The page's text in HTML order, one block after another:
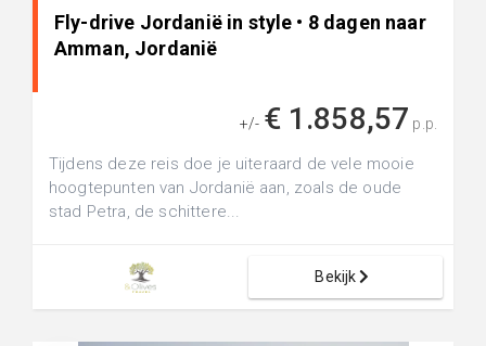
Fly-drive Jordanië in style • 8 dagen naar
Amman, Jordanië
+/- € 1.858,57 p.p.
Tijdens deze reis doe je uiteraard de vele mooie
hoogtepunten van Jordanië aan, zoals de oude
stad Petra, de schittere...
Bekijk